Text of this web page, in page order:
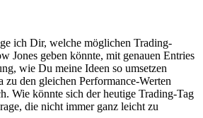
ich Dir, welche möglichen Trading-
Jones geben könnte, mit genauen Entries
wie Du meine Ideen so umsetzen
den gleichen Performance-Werten
Wie könnte sich der heutige Trading-Tag
die nicht immer ganz leicht zu